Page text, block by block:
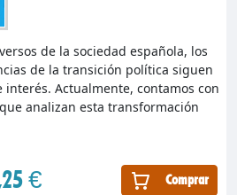
€ Comprar
de la sociedad española, los
de la transición política siguen
Actualmente, contamos con
analizan esta transformación